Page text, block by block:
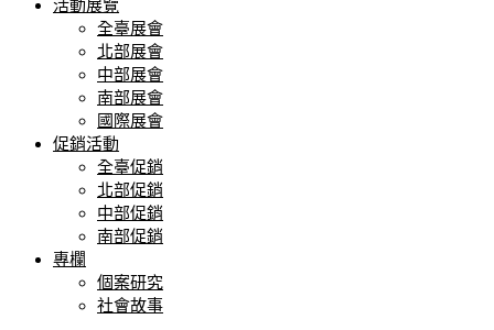
活動展覽
全臺展會
北部展會
中部展會
南部展會
國際展會
促銷活動
全臺促銷
北部促銷
中部促銷
南部促銷
專欄
個案研究
社會故事